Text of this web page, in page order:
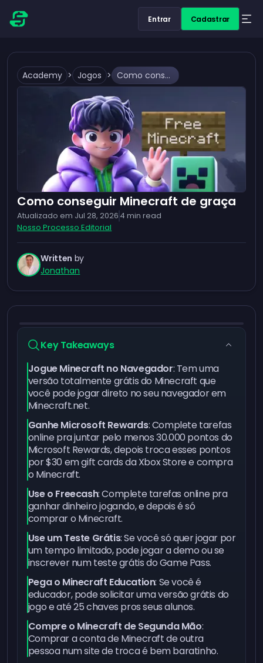
Entrar Cadastrar
Academy > Jogos > Como conseguir Minecraft de graça
Como conseguir Minecraft de graça
Atualizado em Jul 28, 2026 4 min read
Nosso Processo Editorial
Written by
Jonathan
Key Takeaways
Jogue Minecraft no Navegador: Tem uma
versão totalmente grátis do Minecraft que
você pode jogar direto no seu navegador em
Minecraft.net.
Ganhe Microsoft Rewards: Complete tarefas
online prajuntar pelo menos 30.000 pontos do
Microsoft Rewards, depois troca esses pontos
por$30 em gift cards da Xbox Storee compra
o Minecraft.
Use o Freecash:Complete tarefas online pra
ganhar dinheirojogando, e depois é só
comprar o Minecraft.
Use um Teste Grátis: Se você só quer jogar por
um tempo limitado, pode jogar a demo ou se
inscrever num teste grátis do Game Pass.
Pega o Minecraft Education: Se você é
educador, pode solicitar uma versão grátis do
jogo e até 25 chaves pros seus alunos.
Compre o Minecraft de Segunda Mão:
Comprar a conta de Minecraft de outra
pessoa num site de troca é bem baratinho.